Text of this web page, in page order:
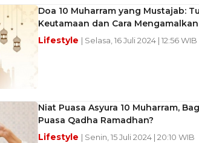
Doa 10 Muharram yang Mustajab:
Keutamaan dan Cara Mengamalkan
Lifestyle | Selasa, 16 Juli 2024 | 12:56 WIB
Niat Puasa Asyura 10 Muharram,
Puasa Qadha Ramadhan?
Lifestyle | Senin, 15 Juli 2024 | 20:10 WIB